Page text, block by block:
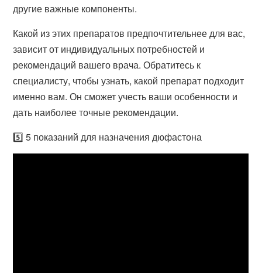
другие важные компоненты.
Какой из этих препаратов предпочтительнее для вас,
зависит от индивидуальных потребностей и
рекомендаций вашего врача. Обратитесь к
специалисту, чтобы узнать, какой препарат подходит
именно вам. Он сможет учесть ваши особенности и
дать наиболее точные рекомендации.
5️⃣ 5 показаний для назначения дюфастона